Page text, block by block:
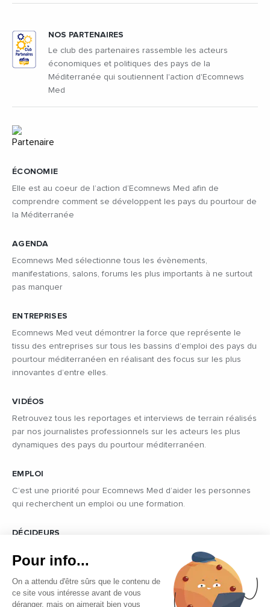
ÉCONOMIE
Elle est au coeur de l’action d’Ecomnews Med afin de
comprendre comment se développent les pays du pourtour de
la Méditerranée
AGENDA
Ecomnews Med sélectionne tous les évènements,
manifestations, salons, forums les plus importants à ne surtout
pas manquer
ENTREPRISES
Ecomnews Med veut démontrer la force que représente le
tissu des entreprises sur tous les bassins d’emploi des pays du
pourtour méditerranéen en réalisant des focus sur les plus
innovantes d’entre elles.
VIDÉOS
Retrouvez tous les reportages et interviews de terrain réalisés
par nos journalistes professionnels sur les acteurs les plus
dynamiques des pays du pourtour méditerranéen.
EMPLOI
C’est une priorité pour Ecomnews Med d’aider les personnes
qui recherchent un emploi ou une formation.
DÉCIDEURS
politique des pays du pourtour de la Méditerranée.
NOS PARTENAIRES
Le club des partenaires rassemble les acteurs
économiques et politiques des pays de la
Méditerranée qui soutiennent l'action d'Ecomnews
Med
Pour info...
On a attendu d'être sûrs que le contenu de
ce site vous intéresse avant de vous
déranger, mais on aimerait bien vous